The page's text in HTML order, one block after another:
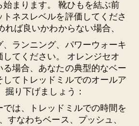
まります。 靴ひもを結ぶ前
ネスレベルを評価してくださ
れば良いかわからない場合、
ランニング、パワーウォーキ
してください。 オレンジセオ
る場合、あなたの典型的なベー
してトレッドミルでのオールア
掘り下げましょう：
では、トレッドミルでの時間を
すなわちベース、プッシュ、